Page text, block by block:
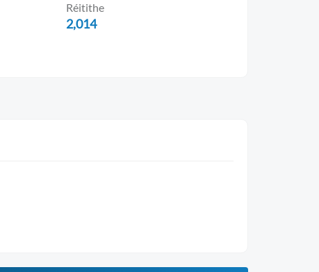
Réitithe
2,014